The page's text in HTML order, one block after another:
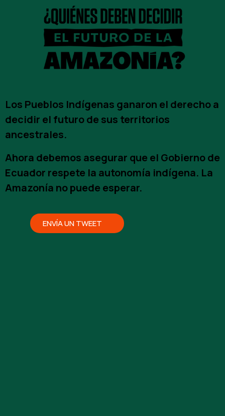
Los Pueblos Indígenas ganaron el derecho a
decidir el futuro de sus territorios
ancestrales.
Ahora debemos asegurar que el Gobierno de
Ecuador respete la autonomía indígena. La
Amazonía no puede esperar.
ENVÍA UN TWEET